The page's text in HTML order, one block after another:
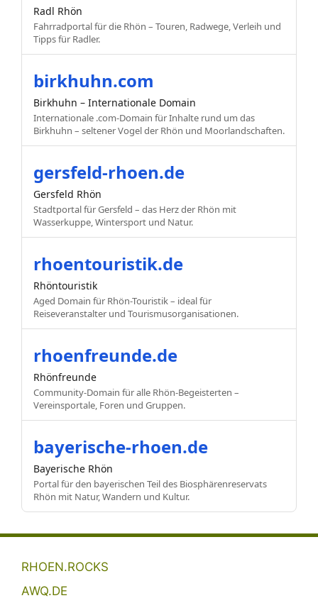
Radl Rhön
Fahrradportal für die Rhön – Touren, Radwege, Verleih und
Tipps für Radler.
birkhuhn.com
Birkhuhn – Internationale Domain
Internationale .com-Domain für Inhalte rund um das
Birkhuhn – seltener Vogel der Rhön und Moorlandschaften.
gersfeld-rhoen.de
Gersfeld Rhön
Stadtportal für Gersfeld – das Herz der Rhön mit
Wasserkuppe, Wintersport und Natur.
rhoentouristik.de
Rhöntouristik
Aged Domain für Rhön-Touristik – ideal für
Reiseveranstalter und Tourismusorganisationen.
rhoenfreunde.de
Rhönfreunde
Community-Domain für alle Rhön-Begeisterten –
Vereinsportale, Foren und Gruppen.
bayerische-rhoen.de
Bayerische Rhön
Portal für den bayerischen Teil des Biosphärenreservats
Rhön mit Natur, Wandern und Kultur.
RHOEN.ROCKS
AWQ.DE